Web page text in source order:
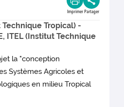
Imprimer Partager
Tropical) -
ITEL (Institut Technique
la "conception
Systèmes Agricoles et
en milieu Tropical